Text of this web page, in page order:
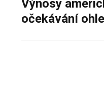
Výnosy
očekávání